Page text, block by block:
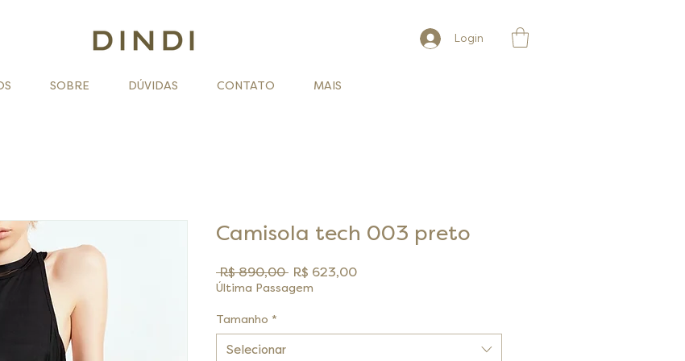
Login
SOBRE DÚVIDAS CONTATO MAIS
Camisola tech 003 preto
R$ 890,00 Preço
normal
R$ 623,00Preço
Última Passagem
Tamanho *
Selecionar